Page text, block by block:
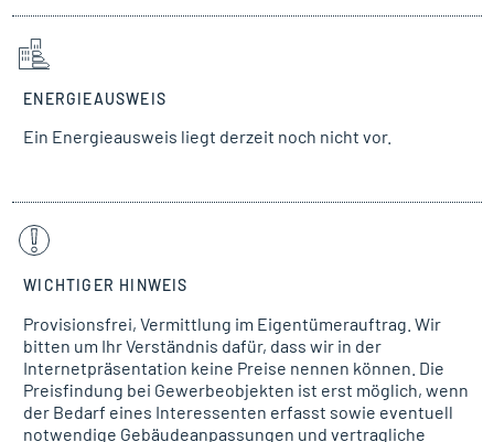
ENERGIEAUSWEIS
Ein Energieausweis liegt derzeit noch nicht vor.
WICHTIGER HINWEIS
Provisionsfrei, Vermittlung im Eigentümerauftrag. Wir
bitten um Ihr Verständnis dafür, dass wir in der
Internetpräsentation keine Preise nennen können. Die
Preisfindung bei Gewerbeobjekten ist erst möglich, wenn
der Bedarf eines Interessenten erfasst sowie eventuell
notwendige Gebäudeanpassungen und vertragliche